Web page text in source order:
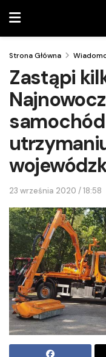
Strona Główna
Zastąpi
23 września 2020 / 18:58